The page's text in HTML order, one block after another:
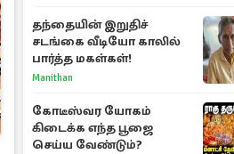
தந்தையின் இறுதிச்
சடங்கை வீடியோ காலில்
பார்த்த மகள்கள்!
Manithan
கோடீஸ்வர யோகம்
கிடைக்க எந்த பூஜை
செய்ய வேண்டும்?